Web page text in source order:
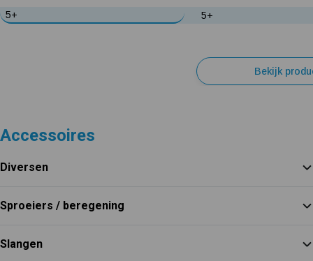
5+
5+
Bekijk
Accessoires
Diversen
Sproeiers / beregening
Slangen